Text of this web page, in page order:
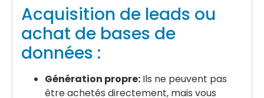
Acquisition de leads ou
achat de bases de
données :
Génération propre: Ils ne peuvent pas
être achetés directement, mais vous